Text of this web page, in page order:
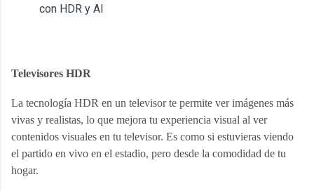
con HDR y AI
Televisores HDR
La tecnología HDR en un televisor te permite ver imágenes más
vivas y realistas, lo que mejora tu experiencia visual al ver
contenidos visuales en tu televisor. Es como si estuvieras viendo
el partido en vivo en el estadio, pero desde la comodidad de tu
hogar.